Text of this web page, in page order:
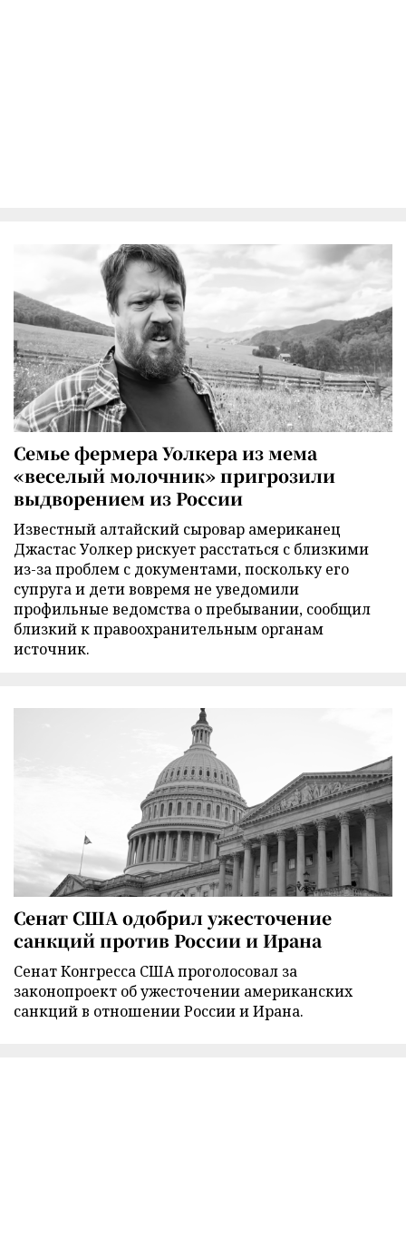
Семье фермера Уолкера из мема
«веселый молочник» пригрозили
выдворением из России
Известный алтайский сыровар американец
Джастас Уолкер рискует расстаться с близкими
из-за проблем с документами, поскольку его
супруга и дети вовремя не уведомили
профильные ведомства о пребывании, сообщил
близкий к правоохранительным органам
источник.
Сенат США одобрил ужесточение
санкций против России и Ирана
Сенат Конгресса США проголосовал за
законопроект об ужесточении американских
санкций в отношении России и Ирана.